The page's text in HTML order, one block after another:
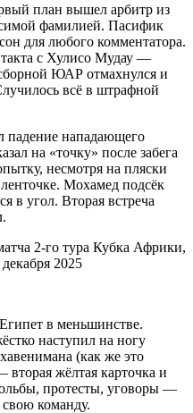
план вышел арбитр из
фамилией. Пасифик
для любого комментатора.
с Хулисо Мудау —
ЮАР отмахнулся и
всё в штрафной
падение нападающего
на «точку» после забега
несмотря на пляски
Мохамед подсёк
в угол. Вторая встреча
в меньшинстве.
наступил на ногу
(как же это
жёлтая карточка и
протесты, уговоры —
команду.